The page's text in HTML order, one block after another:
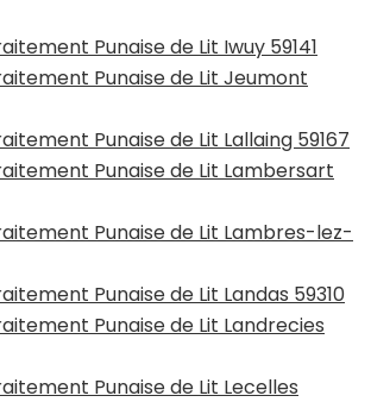
Punaise de Lit Iwuy 59141
Punaise de Lit Jeumont
Punaise de Lit Lallaing 59167
Punaise de Lit Lambersart
Punaise de Lit Lambres-lez-
Punaise de Lit Landas 59310
Punaise de Lit Landrecies
Punaise de Lit Lecelles